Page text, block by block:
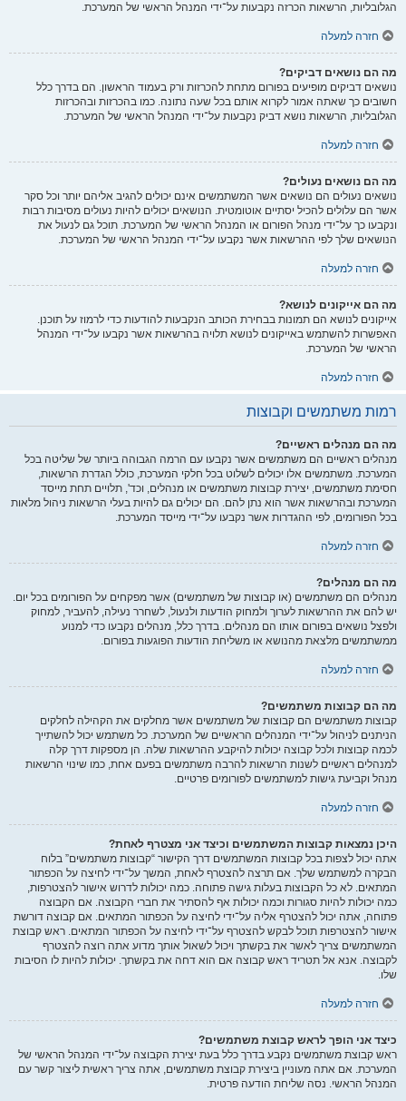
הגלובליות, הרשאות הכרזה נקבעות על־ידי המנהל הראשי של המערכת.
חזרה למעלה
מה הם נושאים דביקים?
נושאים דביקים מופיעים בפורום מתחת להכרזות ורק בעמוד הראשון. הם בדרך כלל
חשובים כך שאתה אמור לקרוא אותם בכל שעה נתונה. כמו בהכרזות ובהכרזות
הגלובליות, הרשאות נושא דביק נקבעות על־ידי המנהל הראשי של המערכת.
חזרה למעלה
מה הם נושאים נעולים?
נושאים נעולים הם נושאים אשר המשתמשים אינם יכולים להגיב אליהם יותר וכל סקר
אשר הם עלולים להכיל יסתיים אוטומטית. הנושאים יכולים להיות נעולים מסיבות רבות
ונקבעו כך על־ידי מנהל הפורום או המנהל הראשי של המערכת. תוכל גם לנעול את
הנושאים שלך לפי ההרשאות אשר נקבעו על־ידי המנהל הראשי של המערכת.
חזרה למעלה
מה הם אייקונים לנושא?
אייקונים לנושא הם תמונות בבחירת הכותב הנקבעות להודעות כדי לרמוז על תוכנן.
האפשרות להשתמש באייקונים לנושא תלויה בהרשאות אשר נקבעו על־ידי המנהל
הראשי של המערכת.
חזרה למעלה
רמות משתמשים וקבוצות
מה הם מנהלים ראשיים?
מנהלים ראשיים הם משתמשים אשר נקבעו עם הרמה הגבוהה ביותר של שליטה בכל
המערכת. משתמשים אלו יכולים לשלוט בכל חלקי המערכת, כולל הגדרת הרשאות,
חסימת משתמשים, יצירת קבוצות משתמשים או מנהלים, וכד', תלויים תחת מייסד
המערכת ובהרשאות אשר הוא נתן להם. הם יכולים גם להיות בעלי הרשאות ניהול מלאות
בכל הפורומים, לפי ההגדרות אשר נקבעו על־ידי מייסד המערכת.
חזרה למעלה
מה הם מנהלים?
מנהלים הם משתמשים (או קבוצות של משתמשים) אשר מפקחים על הפורומים בכל יום.
יש להם את ההרשאות לערוך ולמחוק הודעות ולנעול, לשחרר נעילה, להעביר, למחוק
ולפצל נושאים בפורום אותו הם מנהלים. בדרך כלל, מנהלים נקבעו כדי למנוע
ממשתמשים מלצאת מהנושא או משליחת הודעות הפוגעות בפורום.
חזרה למעלה
מה הם קבוצות משתמשים?
קבוצות משתמשים הם קבוצות של משתמשים אשר מחלקים את הקהילה לחלקים
הניתנים לניהול על־ידי המנהלים הראשיים של המערכת. כל משתמש יכול להשתייך
לכמה קבוצות ולכל קבוצה יכולות להיקבע ההרשאות שלה. הן מספקות דרך קלה
למנהלים ראשיים לשנות הרשאות להרבה משתמשים בפעם אחת, כמו שינוי הרשאות
מנהל וקביעת גישות למשתמשים לפורומים פרטיים.
חזרה למעלה
היכן נמצאות קבוצות המשתמשים וכיצד אני מצטרף לאחת?
אתה יכול לצפות בכל קבוצות המשתמשים דרך הקישור “קבוצות משתמשים” בלוח
הבקרה למשתמש שלך. אם תרצה להצטרף לאחת, המשך על־ידי לחיצה על הכפתור
המתאים. לא כל הקבוצות בעלות גישה פתוחה. כמה יכולות לדרוש אישור להצטרפות,
כמה יכולות להיות סגורות וכמה יכולות אף להסתיר את חברי הקבוצה. אם הקבוצה
פתוחה, אתה יכול להצטרף אליה על־ידי לחיצה על הכפתור המתאים. אם קבוצה דורשת
אישור להצטרפות תוכל לבקש להצטרף על־ידי לחיצה על הכפתור המתאים. ראש קבוצת
המשתמשים צריך לאשר את בקשתך ויכול לשאול אותך מדוע אתה רוצה להצטרף
לקבוצה. אנא אל תטריד ראש קבוצה אם הוא דחה את בקשתך. יכולות להיות לו הסיבות
שלו.
חזרה למעלה
כיצד אני הופך לראש קבוצת משתמשים?
ראש קבוצת משתמשים נקבע בדרך כלל בעת יצירת הקבוצה על־ידי המנהל הראשי של
המערכת. אם אתה מעוניין ביצירת קבוצת משתמשים, אתה צריך ראשית ליצור קשר עם
המנהל הראשי. נסה שליחת הודעה פרטית.